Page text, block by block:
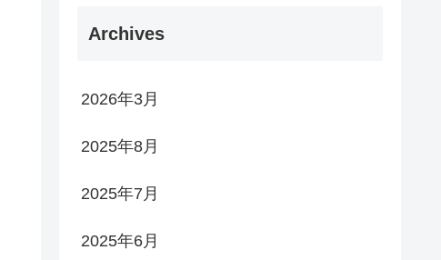
Archives
2026年3月
2025年8月
2025年7月
2025年6月